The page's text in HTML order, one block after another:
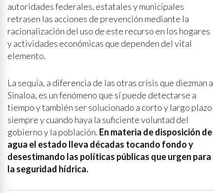
autoridades federales, estatales y municipales
retrasen las acciones de prevención mediante la
racionalización del uso de este recurso en los hogares
y actividades económicas que dependen del vital
elemento.
La sequía, a diferencia de las otras crisis que diezman a
Sinaloa, es un fenómeno que sí puede detectarse a
tiempo y también ser solucionado a corto y largo plazo
siempre y cuando haya la suficiente voluntad del
gobierno y la población. En materia de disposición de
agua el estado lleva décadas tocando fondo y
desestimando las políticas públicas que urgen para
la seguridad hídrica.